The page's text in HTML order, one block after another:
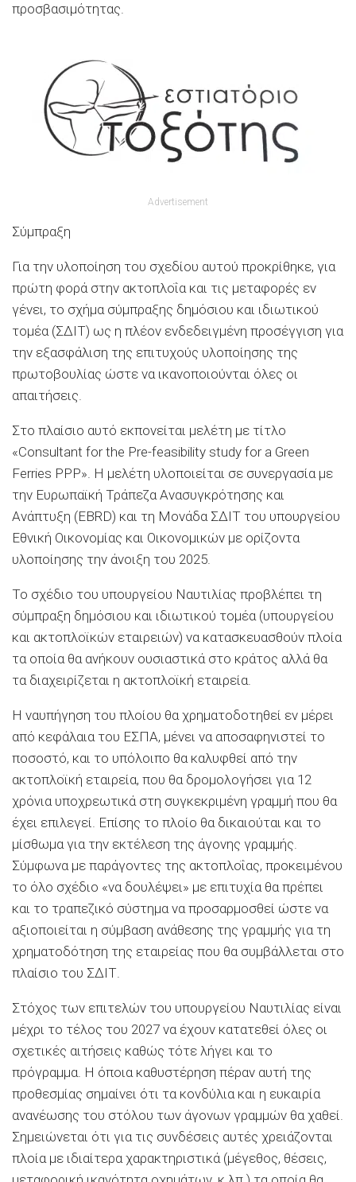
προσβασιμότητας.
Advertisement
Σύμπραξη
Για την υλοποίηση του σχεδίου αυτού προκρίθηκε, για
πρώτη φορά στην ακτοπλοΐα και τις μεταφορές εν
γένει, το σχήμα σύμπραξης δημόσιου και ιδιωτικού
τομέα (ΣΔΙΤ) ως η πλέον ενδεδειγμένη προσέγγιση για
την εξασφάλιση της επιτυχούς υλοποίησης της
πρωτοβουλίας ώστε να ικανοποιούνται όλες οι
απαιτήσεις.
Στο πλαίσιο αυτό εκπονείται μελέτη με τίτλο
«Consultant for the Pre-feasibility study for a Green
Ferries PPP». Η μελέτη υλοποιείται σε συνεργασία με
την Ευρωπαϊκή Τράπεζα Ανασυγκρότησης και
Ανάπτυξη (EBRD) και τη Μονάδα ΣΔΙΤ του υπουργείου
Εθνική Οικονομίας και Οικονομικών με ορίζοντα
υλοποίησης την άνοιξη του 2025.
Το σχέδιο του υπουργείου Ναυτιλίας προβλέπει τη
σύμπραξη δημόσιου και ιδιωτικού τομέα (υπουργείου
και ακτοπλοϊκών εταιρειών) να κατασκευασθούν πλοία
τα οποία θα ανήκουν ουσιαστικά στο κράτος αλλά θα
τα διαχειρίζεται η ακτοπλοϊκή εταιρεία.
Η ναυπήγηση του πλοίου θα χρηματοδοτηθεί εν μέρει
από κεφάλαια του ΕΣΠΑ, μένει να αποσαφηνιστεί το
ποσοστό, και το υπόλοιπο θα καλυφθεί από την
ακτοπλοϊκή εταιρεία, που θα δρομολογήσει για 12
χρόνια υποχρεωτικά στη συγκεκριμένη γραμμή που θα
έχει επιλεγεί. Επίσης το πλοίο θα δικαιούται και το
μίσθωμα για την εκτέλεση της άγονης γραμμής.
Σύμφωνα με παράγοντες της ακτοπλοΐας, προκειμένου
το όλο σχέδιο «να δουλέψει» με επιτυχία θα πρέπει
και το τραπεζικό σύστημα να προσαρμοσθεί ώστε να
αξιοποιείται η σύμβαση ανάθεσης της γραμμής για τη
χρηματοδότηση της εταιρείας που θα συμβάλλεται στο
πλαίσιο του ΣΔΙΤ.
Στόχος των επιτελών του υπουργείου Ναυτιλίας είναι
μέχρι το τέλος του 2027 να έχουν κατατεθεί όλες οι
σχετικές αιτήσεις καθώς τότε λήγει και το
πρόγραμμα. Η όποια καθυστέρηση πέραν αυτή της
προθεσμίας σημαίνει ότι τα κονδύλια και η ευκαιρία
ανανέωσης του στόλου των άγονων γραμμών θα χαθεί.
Σημειώνεται ότι για τις συνδέσεις αυτές χρειάζονται
πλοία με ιδιαίτερα χαρακτηριστικά (μέγεθος, θέσεις,